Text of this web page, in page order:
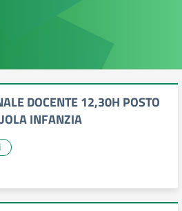
DOCENTE 12,30H POSTO
INFANZIA